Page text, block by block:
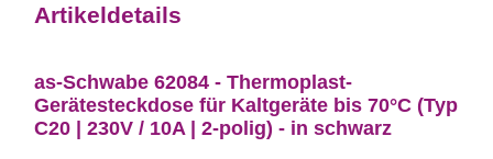
Artikeldetails
as-Schwabe 62084 - Thermoplast-
Gerätesteckdose für Kaltgeräte bis 70°C (Typ
C20 | 230V / 10A | 2-polig) - in schwarz